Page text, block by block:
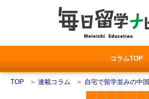
コラムTOP
TOP ＞ 連載コラム ＞ 自宅で留学並みの中